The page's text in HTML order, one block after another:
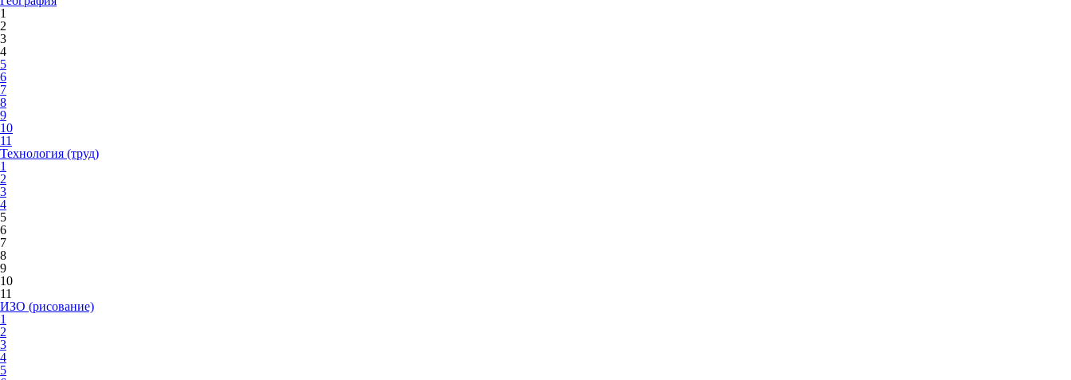
1
2
3
4
5
6
7
8
9
10
11
Технология (труд)
1
2
3
4
5
6
7
8
9
10
11
ИЗО (рисование)
1
2
3
4
5